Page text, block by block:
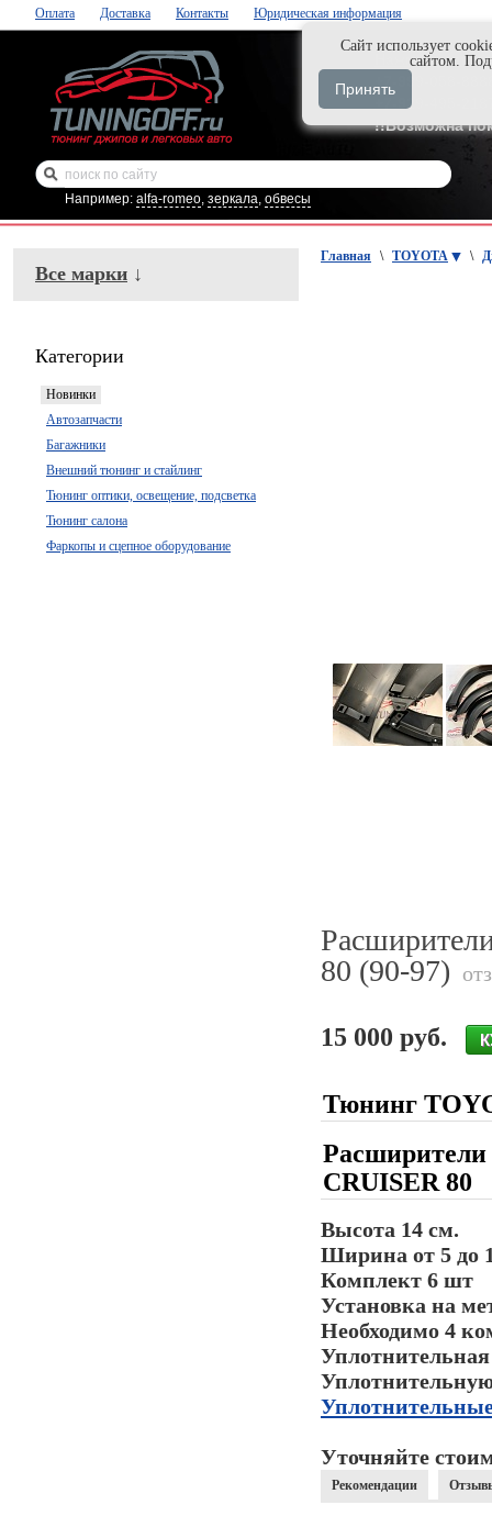
Оплата Доставка Контакты Юридическая информация
Нажми и
+7-929-495-
!!Возможна
Например: alfa-romeo, зеркала, обвесы
Все марки ↓
Категории
Новинки
Автозапчасти
Багажники
Внешний тюнинг и стайлинг
Тюнинг оптики, освещение, подсветка
Тюнинг салона
Фаркопы и сцепное оборудование
Главная \ TOYOTA \
80 (90-97)
15 000 руб.
Тюнинг
CRUISER 80
Высота 14 см.
Ширина от 5 до
Комплект 6 шт
Установка на
Необходимо 4
Уточняйте
Рекомендации
Cайт использует
сайтом.
Принять